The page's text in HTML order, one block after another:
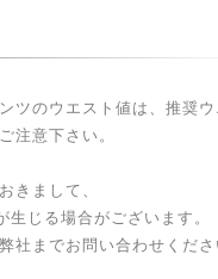
ツのウエスト値は、推奨ウ
注意下さい。
きまして、
じる場合がございます。
社までお問い合わせくださ